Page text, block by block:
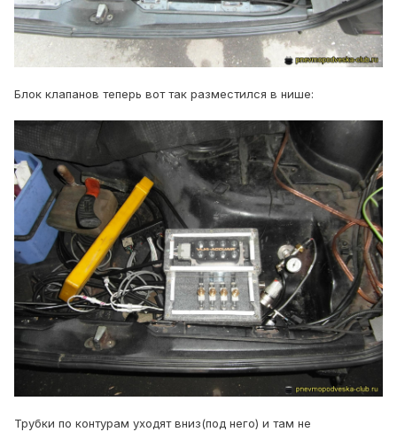
Блок клапанов теперь вот так разместился в нише:
Трубки по контурам уходят вниз(под него) и там не